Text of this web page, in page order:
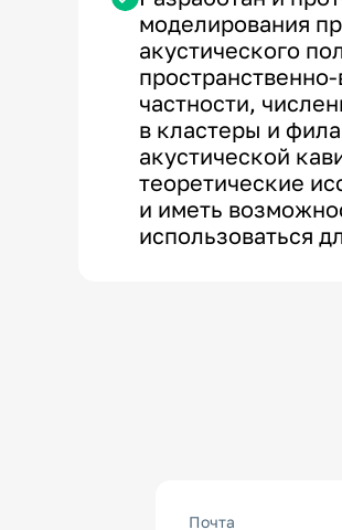
моделирования
акустического
частности,
в кластеры и
акустической
теоретические
и иметь
использоваться
Почта